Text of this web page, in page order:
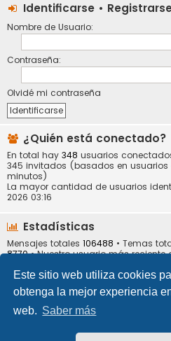
Este sitio web utiliza cookies
obtenga la mejor experiencia
web. Saber más
Identificarse •
Nombre de Usuario:
Contraseña:
Olvidé mi contraseña
¿Quién está conectado?
En total hay 348 usuarios
345 invitados (basados en
minutos)
La mayor cantidad de usuarios
2026 03:16
Estadísticas
Mensajes totales 106488 • Temas
8770• Nuestro usuario más reciente
Portal Índice general